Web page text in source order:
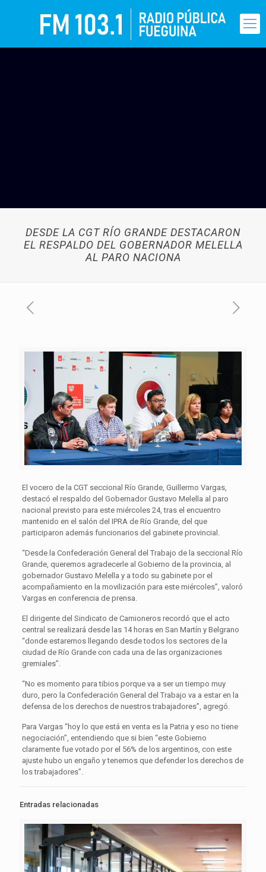
DESDE LA CGT RÍO GRANDE DESTACARON
EL RESPALDO DEL GOBERNADOR MELELLA
AL PARO NACIONA
El vocero de la CGT seccional Río Grande, Guillermo Vargas,
destacó el respaldo del Gobernador Gustavo Melella al paro
nacional previsto para este miércoles 24, tras el encuentro
mantenido en el salón del IPRA de Río Grande, del que
participaron además funcionarios del gabinete provincial.
“Desde la Confederación General del Trabajo de la seccional Río
Grande, queremos agradecerle al Gobierno de la provincia, al
gobernador Gustavo Melella y a todo su gabinete por el
acompañamiento en la movilización para este miércoles”, valoró
Vargas en conferencia de prensa.
El dirigente del Sindicato de Camioneros recordó que el acto
central se realizará desde las 14 horas en San Martín y Belgrano
“donde estaremos llegando desde todos los sectores de la
ciudad de Río Grande con cada una de las organizaciones
gremiales”.
“No es momento para tibios porque va a ser un tiempo muy
duro, pero la Confederación General del Trabajo va a estar en la
defensa de los derechos de nuestros trabajadores”, agregó.
Para Vargas “hoy lo que está en venta es la Patria y eso no tiene
negociación”, entendiendo que si bien “este Gobierno
claramente fue votado por el 56% de los argentinos, con este
ajuste hubo un engaño y tenemos que defender los derechos de
los trabajadores”.
Entradas relacionadas